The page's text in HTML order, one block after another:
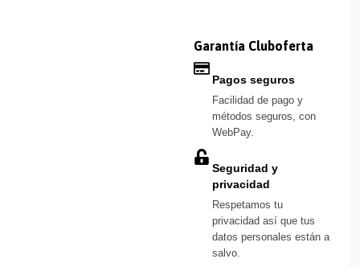
Garantía Cluboferta
Pagos seguros
Facilidad de pago y
métodos seguros, con
WebPay.
Seguridad y
privacidad
Respetamos tu
privacidad así que tus
datos personales están a
salvo.